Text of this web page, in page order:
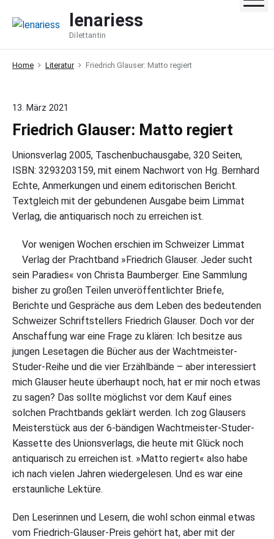
p
lenariess
Dilettantin
Home Literatur Friedrich Glauser: Matto regiert
13. März 2021
Friedrich Glauser: Matto regiert
Unionsverlag 2005, Taschenbuchausgabe, 320 Seiten,
ISBN: 3293203159, mit einem Nachwort von Hg. Bernhard
Echte, Anmerkungen und einem editorischen Bericht.
Textgleich mit der gebundenen Ausgabe beim Limmat
Verlag, die antiquarisch noch zu erreichen ist.
Vor wenigen Wochen erschien im Schweizer Limmat
Verlag der Prachtband »Friedrich Glauser. Jeder sucht
sein Paradies« von Christa Baumberger. Eine Sammlung
bisher zu großen Teilen unveröffentlichter Briefe,
Berichte und Gespräche aus dem Leben des bedeutenden
Schweizer Schriftstellers Friedrich Glauser. Doch vor der
Anschaffung war eine Frage zu klären: Ich besitze aus
jungen Lesetagen die Bücher aus der Wachtmeister-
Studer-Reihe und die vier Erzählbände – aber interessiert
mich Glauser heute überhaupt noch, hat er mir noch etwas
zu sagen? Das sollte möglichst vor dem Kauf eines
solchen Prachtbands geklärt werden. Ich zog Glausers
Meisterstück aus der 6-bändigen Wachtmeister-Studer-
Kassette des Unionsverlags, die heute mit Glück noch
antiquarisch zu erreichen ist. »Matto regiert« also habe
ich nach vielen Jahren wiedergelesen. Und es war eine
erstaunliche Lektüre.
Den Leserinnen und Lesern, die wohl schon einmal etwas
vom Friedrich-Glauser-Preis gehört hat, aber mit der